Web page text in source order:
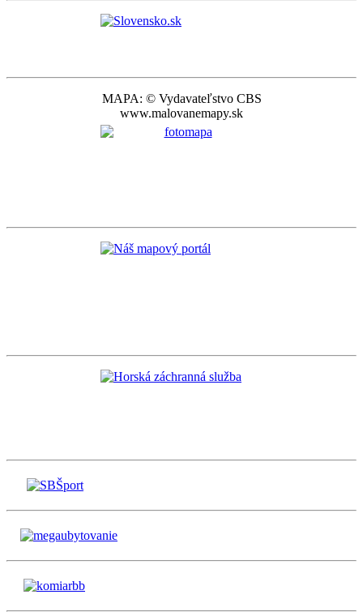
MAPA: © Vydavateľstvo CBS
www.malovanemapy.sk